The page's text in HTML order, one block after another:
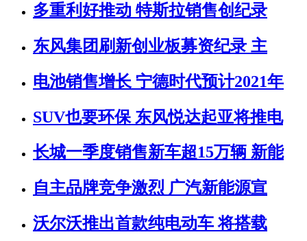
多重利好推动 特斯拉销售创纪录
东风集团刷新创业板募资纪录 主
电池销售增长 宁德时代预计2021年
SUV也要环保 东风悦达起亚将推电
长城一季度销售新车超15万辆 新能
自主品牌竞争激烈 广汽新能源宣
沃尔沃推出首款纯电动车 将搭载